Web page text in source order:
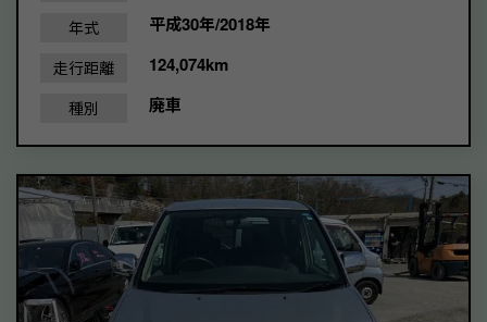
年式 平成30年/2018年
走行距離 124,074km
種別 廃車